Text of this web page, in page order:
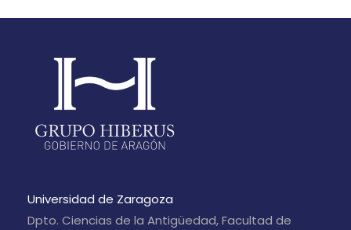
Universidad de Zaragoza
Dpto. Ciencias de la Antigüedad, Facultad de